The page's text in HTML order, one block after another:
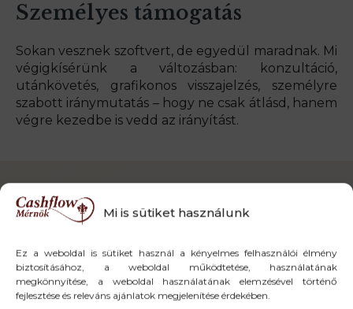
Mi is sütiket használunk
Ez a weboldal is sütiket használ a kényelmes felhasználói élmény
biztosításához, a weboldal működtetése, használatának
megkönnyítése, a weboldal használatának elemzésével történő
fejlesztése és releváns ajánlatok megjelenítése érdekében.
Személyes támogatás
Sokan vesznek szoftvert, de egyedül maradnak. Mi
végigkísérünk a változásban: konzultáció,
utánkövetés, grafikonos visszajelzés, személyre
szabott iránymutatás – hogy ne csak átlásd, hanem
végre kezedbe is vedd az irányítást.
Top ajánlataink,
amiket a legtöbben
visznek